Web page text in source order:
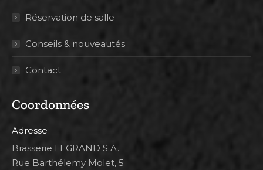
Réservation de salle
Conseils & nouveautés
Contact
Coordonnées
Adresse
Brasserie LEGRAND S.A.
Rue Barthélemy Molet, 5